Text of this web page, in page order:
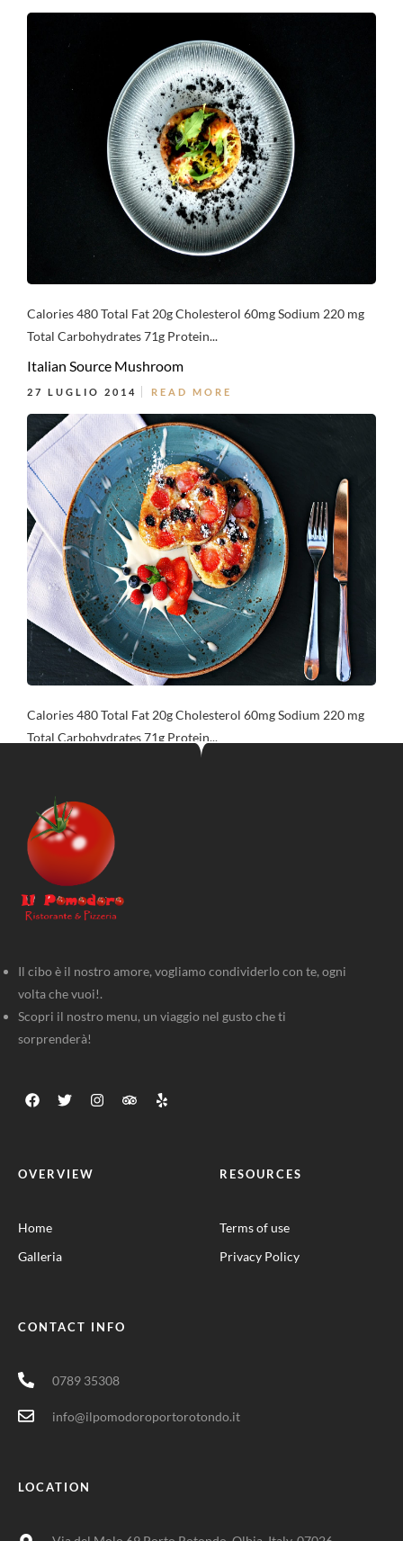
Calories 480 Total Fat 20g Cholesterol 60mg Sodium 220 mg
Total Carbohydrates 71g Protein...
Italian Source Mushroom
27 LUGLIO 2014 READ MORE
Calories 480 Total Fat 20g Cholesterol 60mg Sodium 220 mg
Total Carbohydrates 71g Protein...
Il cibo è il nostro amore, vogliamo condividerlo con te, ogni
volta che vuoi!.
Scopri il nostro menu, un viaggio nel gusto che ti
sorprenderà!
OVERVIEW
Home
Galleria
RESOURCES
Terms of use
Privacy Policy
CONTACT INFO
0789 35308
info@ilpomodoroportorotondo.it
LOCATION